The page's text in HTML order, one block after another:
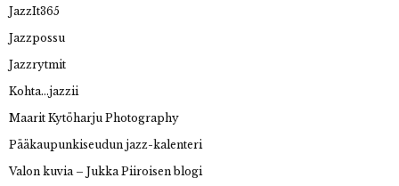
JazzIt365
Jazzpossu
Jazzrytmit
Kohta…jazzii
Maarit Kytöharju Photography
Pääkaupunkiseudun jazz-kalenteri
Valon kuvia – Jukka Piiroisen blogi